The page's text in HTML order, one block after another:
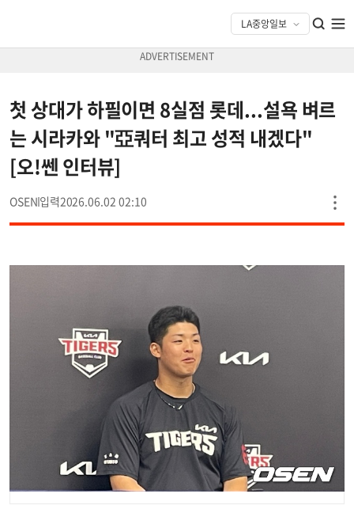
첫 상대가 하필이면 8실점 롯데...설욕 벼르
는 시라카와 "亞쿼터 최고 성적 내겠다"
[오!쎈 인터뷰]
OSEN 2026.06.02 02:10